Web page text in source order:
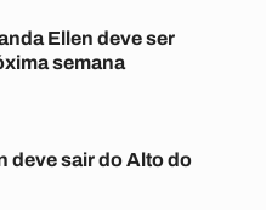
Ellen deve ser
semana
deve sair do Alto do